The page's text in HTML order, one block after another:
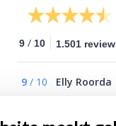
9 / 10 1.501
9 / 10
Elly Roorda